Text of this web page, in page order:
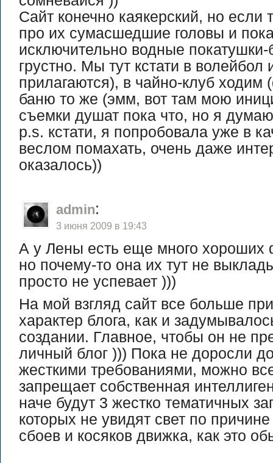
Сайт конечно каякерский, но если
про их сумасшедшие головы и
исключительно водные покатушки-
грустно. Мы тут кстати в волейбол
прилагаются), в чайно-клуб ходим
баню то же (эмм, вот там мою
съемки душат пока что, но я
p.s. кстати, я попробовала уже в
веслом помахать, очень даже
оказалось))
admin:
3 июня 2009 в 19:43
А у Лены есть еще много хороших
но почему-то она их тут не
просто не успевает )))
На мой взгляд сайт все больше
характер блога, как и
создании. Главное, чтобы он не
личный блог ))) Пока не доросли
жесткими требованиями, можно
запрещает собственная
наче будут 3 жестко тематичных
которых не увидят свет по
сбоев и косяков движка, как это